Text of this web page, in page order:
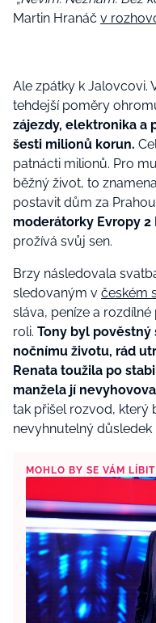
Martin Hranáč v
Ale zpátky k Jalovcovi.
tehdejší poměry
zájezdy, elektronika a
šesti milionů korun.
patnácti milionů. Pro
běžný život, to
postavit dům za
moderátorky Evropy 2
prožívá svůj sen.
Brzy následovala
sledovaným v českém
sláva, peníze a
roli. Tony byl
nočnímu životu, rád
Renata toužila po
manžela jí
tak přišel rozvod, který
nevyhnutelný
MOHLO BY SE VÁM LÍBIT